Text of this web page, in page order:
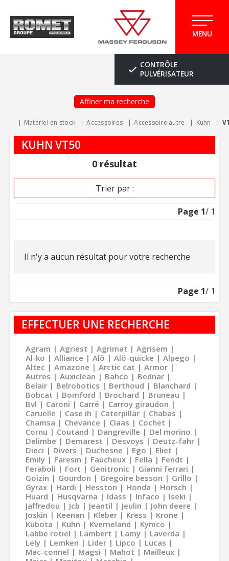
MENU
CONTRÔLE
PULVÉRISATEUR
Affiner ma recherche
Matériel en stock Accessoires Accessoire autre Kuhn
KUHN VT50
0 résultat
Trier par :
Page 1/ 1
Il n'y a aucun résultat pour votre recherche
Page 1/ 1
EFFECTUER UNE RECHERCHE
Agram Agriest Agrimat
Agrisem
Al-ko
Alliance Alö Alö-quicke
Alpego
Altec
Amazone Arctic cat
Armor
Autres
Auxiclean Bahco
Bednar
Belair
Belrobotics Berthoud
Blanchard
Bobcat
Bomford Brochard
Bruneau
Bvl
Caroni Carré
Carroy giraudon
Caruelle
Case ih Caterpillar
Chabas
Chamsa
Chevance Claas
Cochet
Cornu
Coutand Dangreville
Del morino
Delimbe
Demarest Desvoys
Deutz-fahr
Dieci
Divers Duchesne Ego
Eliet
Emily
Faresin Faucheux Fella
Fendt
Feraboli
Fort Genitronic
Gianni ferrari
Goizin
Gourdon Gregoire besson
Grillo
Gyrax
Hardi Hesston Honda
Horsch
Huard
Husqvarna Idass Infaco
Iseki
Jaffredou
Jcb Jeantil Jeulin
John deere
Joskin
Keenan Kleber Kress
Krone
Kubota
Kuhn Kverneland
Kymco
Labbe rotiel
Lambert Lamy
Laverda
Lely
Lemken Lider Lipco
Lucas
Mac-connel
Magsi Mahot
Mailleux